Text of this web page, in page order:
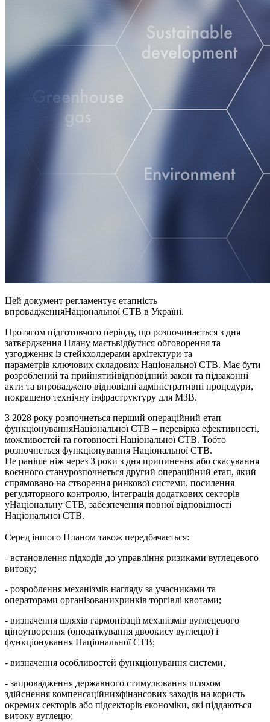
Цей документ регламентує етапність
впровадженняНаціональної СТВ в Україні.
Протягом підготовчого періоду, що розпочинається з дня
затвердження Плану маєтьвідбутися обговорення та
узгодження із стейкхолдерами архітектури та
параметрів ключових складових Національної СТВ. Має бути
розроблений та прийнятийвідповідний закон та підзаконні
акти та впроваджено відповідні адміністративні процедури,
покращено технічну інфраструктуру для МЗВ.
З 2028 року розпочнеться перший операційний етап
функціонуванняНаціональної СТВ – перевірка ефективності,
можливостей та готовності Національної СТВ. Тобто
розпочнеться функціонування Національної СТВ.
Не раніше ніж через 3 роки з дня припинення або скасування
воєнного станурозпочнеться другий операційний етап, який
спрямовано на створення ринкової системи, посилення
регуляторного контролю, інтеграція додаткових секторів
уНаціональну СТВ, забезпечення повної відповідності
Національної СТВ.
Серед іншого Планом також передбачається:
- встановлення підходів до управління ризиками вуглецевого
витоку;
- розроблення механізмів нагляду за учасниками та
операторами організованихринків торгівлі квотами;
- визначення шляхів гармонізації механізмів вуглецевого
ціноутворення (оподаткування двоокису вуглецю) і
функціонування Національної СТВ;
- визначення особливостей функціонування системи,
- запровадження державного стимулювання шляхом
здійснення компенсаційнихфінансових заходів на користь
окремих секторів або підсекторів економіки, які піддаються
витоку вуглецю;